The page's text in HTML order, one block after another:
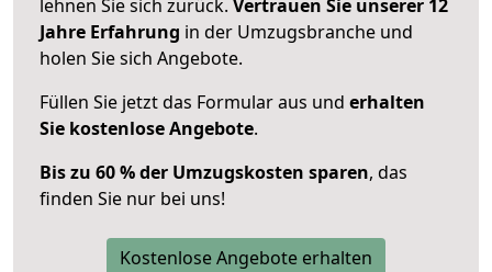
lehnen Sie sich zurück. Vertrauen Sie unserer 12
Jahre Erfahrung in der Umzugsbranche und
holen Sie sich Angebote.
Füllen Sie jetzt das Formular aus und erhalten
Sie kostenlose Angebote.
Bis zu 60 % der Umzugskosten sparen, das
finden Sie nur bei uns!
Kostenlose Angebote erhalten